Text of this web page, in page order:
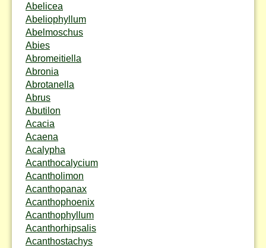
Abelicea
Abeliophyllum
Abelmoschus
Abies
Abromeitiella
Abronia
Abrotanella
Abrus
Abutilon
Acacia
Acaena
Acalypha
Acanthocalycium
Acantholimon
Acanthopanax
Acanthophoenix
Acanthophyllum
Acanthorhipsalis
Acanthostachys